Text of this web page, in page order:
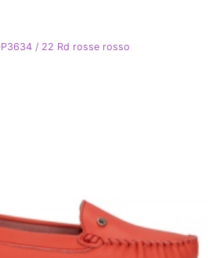
/ 22 Rd rosse rosso